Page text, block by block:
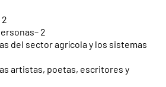
2
del sector agrícola y los sistemas
artistas, poetas, escritores y